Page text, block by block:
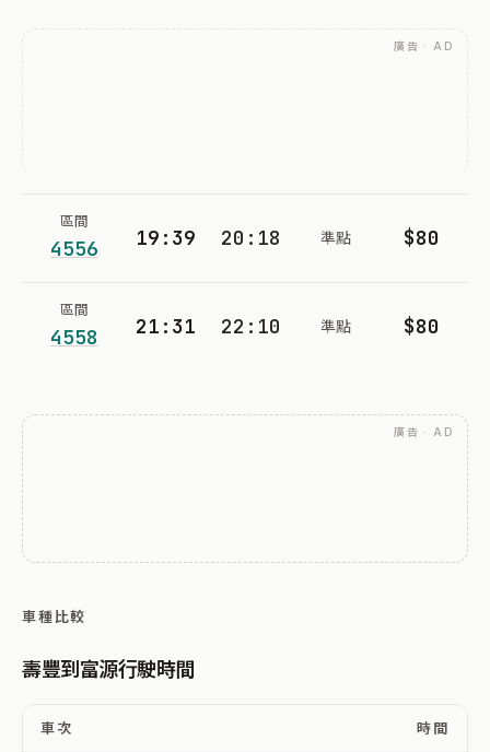
廣告 · AD
區間
4556 19:39 20:18 準點 $80
區間
4558 21:31 22:10 準點 $80
廣告 · AD
車種比較
壽豐到富源行駛時間
車次 時間